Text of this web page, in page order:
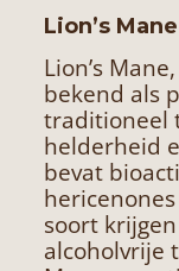
Lion’s
Lion’s
bekend als
traditioneel
helderheid
bevat
soort
alcoholvrije